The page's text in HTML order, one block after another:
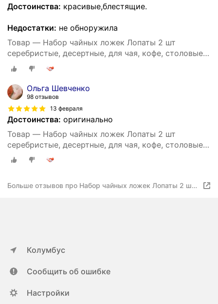
Достоинства: красивые,блестящие.
Недостатки: не обноружила
Товар — Набор чайных ложек Лопаты 2 шт
серебристые, десертные, для чая, кофе, столовые
приборы сувенирные, подарочный набор
Ольга Шевченко
98 отзывов
13 февраля
Достоинства: оригинально
Товар — Набор чайных ложек Лопаты 2 шт
серебристые, десертные, для чая, кофе, столовые
приборы сувенирные, подарочный набор
Больше отзывов про Набор чайных ложек Лопаты 2 шт
Колумбус
Сообщить об ошибке
Настройки